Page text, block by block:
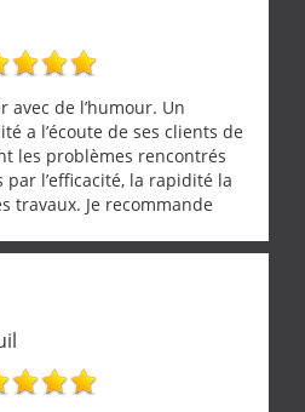
avec de l’humour. Un
a l’écoute de ses clients de
les problèmes rencontrés
l’efficacité, la rapidité la
travaux. Je recommande